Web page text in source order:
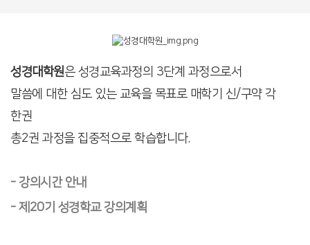
성경대학원은 성경교육과정의 3단계 과정으로서
말씀에 대한 심도 있는 교육을 목표로 매학기 신/구약 각
한권
총2권 과정을 집중적으로 학습합니다.
- 강의시간 안내
- 제20기 성경학교 강의계획